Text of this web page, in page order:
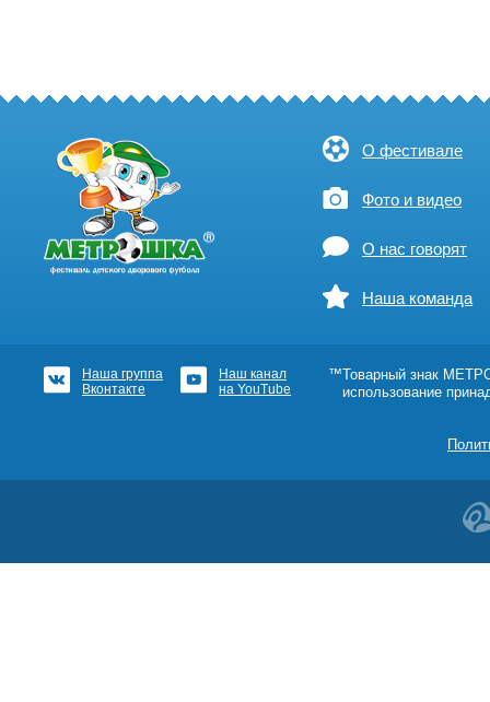
О фестивале
Фото и видео
О нас говорят
Наша команда
Наша группа
Вконтакте
Наш канал
на YouTube
™Товарный знак
использование